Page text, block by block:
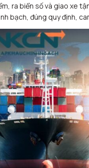
ra biển số và giao xe
bạch, đúng quy định,